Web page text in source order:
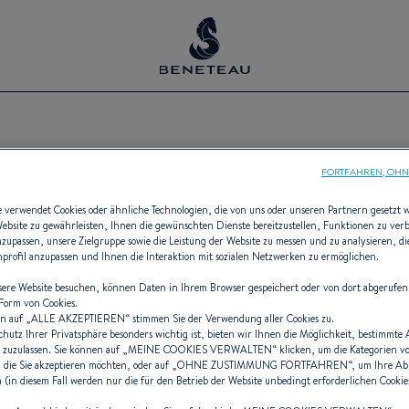
Verwendung von Funktions-Cookies auf unserer Seite
Cookies verwalten
verwendet Cookies oder ähnliche Technologien, die von uns oder unseren Partnern gesetzt
zu gewährleisten, Ihnen die gewünschten Dienste bereitzustellen, Funktionen zu
unsere Zielgruppe sowie die Leistung der Website zu messen und zu analysieren,
anzupassen und Ihnen die Interaktion mit sozialen Netzwerken zu ermöglichen.
Website besuchen, können Daten in Ihrem Browser gespeichert oder von dort
von Cookies.
auf „ALLE AKZEPTIEREN“ stimmen Sie der Verwendung aller Cookies zu.
Ihrer Privatsphäre besonders wichtig ist, bieten wir Ihnen die Möglichkeit, bestimmte
Sie können auf „MEINE COOKIES VERWALTEN“ klicken, um die Kategorien
die Sie akzeptieren möchten, oder auf „OHNE ZUSTIMMUNG FORTFAHREN“, um Ihre
(in diesem Fall werden nur die für den Betrieb der Website unbedingt erforderlichen
FORTFAHREN,